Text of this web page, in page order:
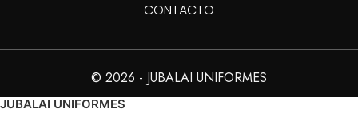
CONTACTO
© 2026 - JUBALAI UNIFORMES
JUBALAI UNIFORMES